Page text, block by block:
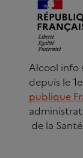
Alcool info
depuis le
publique
de la